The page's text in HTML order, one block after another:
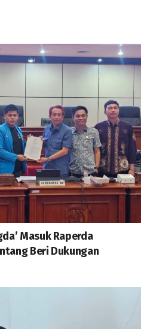
Masuk Raperda
Beri Dukungan